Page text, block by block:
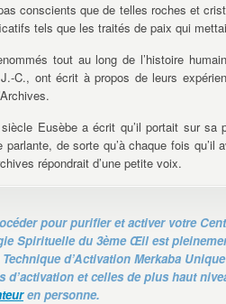
conscients que de telles roches et
tels que les traités de paix qui
tout au long de l’histoire
C., ont écrit à propos de leurs
siècle Eusèbe a écrit qu’il portait sur
parlante, de sorte qu’à chaque fois
répondrait d’une petite voix.
pour purifier et activer votre
Spirituelle du 3ème Œil est
d’Activation Merkaba
d’activation et celles de plus haut
en personne.